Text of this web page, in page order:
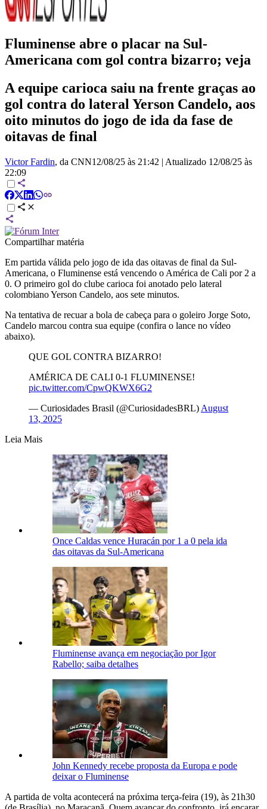
Fluminense abre o placar na Sul-
Americana com gol contra bizarro; veja
A equipe carioca saiu na frente graças ao
gol contra do lateral Yerson Candelo, aos
oito minutos do jogo de ida da fase de
oitavas de final
Victor Fardin, da CNN12/08/25 às 21:42 | Atualizado 12/08/25 às
22:09
Compartilhar matéria
Em partida válida pelo jogo de ida das oitavas de final da Sul-
Americana, o Fluminense está vencendo o América de Cali por 2 a
0. O primeiro gol do clube carioca foi anotado pelo lateral
colombiano Yerson Candelo, aos sete minutos.
Na tentativa de recuar a bola de cabeça para o goleiro Jorge Soto,
Candelo marcou contra sua equipe (confira o lance no vídeo
abaixo).
QUE GOL CONTRA BIZARRO!
AMÉRICA DE CALI 0-1 FLUMINENSE!
pic.twitter.com/CpwQKWX6G2
— Curiosidades Brasil (@CuriosidadesBRL) August
13, 2025
Leia Mais
Once Caldas vence Huracán por 1 a 0 pela ida
das oitavas da Sul-Americana
Fluminense avança em negociação por Igor
Rabello; saiba detalhes
John Kennedy recebe proposta da Europa e pode
deixar o Fluminense
A partida de volta acontecerá na próxima terça-feira (19), às 21h30